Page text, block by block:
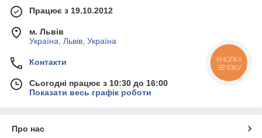
Працює з 19.10.2012
м. Львів
Україна, Львів, Україна
Контакти
Сьогодні працює з 10:30 до 16:00
Показати весь графік роботи
Про нас
КНОПКА
ЗВ'ЯЗКУ